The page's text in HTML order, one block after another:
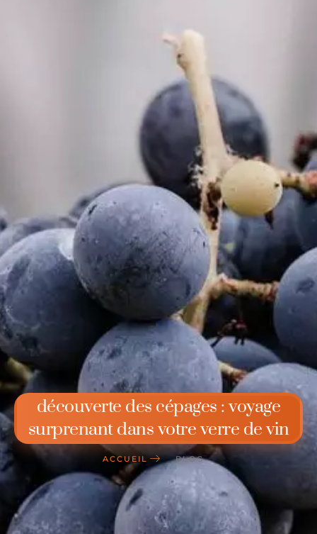
découverte des cépages : voyage
surprenant dans votre verre de vin
ACCUEIL BLOG